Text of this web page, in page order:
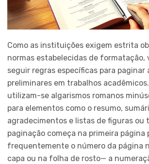
Como as instituições exigem estrita
normas estabelecidas de formatação,
seguir regras específicas para paginar
preliminares em trabalhos
utilizam-se algarismos romanos
para elementos como o resumo,
agradecimentos e listas de figuras ou
paginação começa na primeira
frequentemente o número da página
capa ou na folha de rosto— a